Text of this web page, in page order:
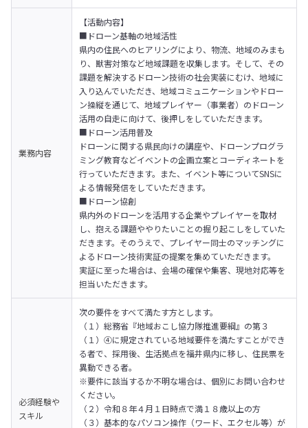
業務内容
【活動内容】
■ドローン基軸の地域活性
県内の住民へのヒアリングにより、物流、地域のみまも
り、獣害対策など地域課題を収集します。そして、その
課題を解決するドローン技術の社会実装にむけ、地域に
入り込んでいただき、地域コミュニケーションやドロー
ン操縦を通じて、地域プレイヤー（事業者）のドローン
活用の自走に向けて、後押しをしていただきます。
■ドローン活用普及
ドローンに関する県民向けの講座や、ドローンプログラ
ミング教育などイベントの企画立案とコーディネートを
行っていただきます。また、イベント等についてSNSに
よる情報発信をしていただきます。
■ドローン協創
県内外のドローンを活用する企業やプレイヤーを取材
し、抱える課題ややりたいことの掘り起こしをしていた
だきます。そのうえで、プレイヤー同士のマッチングに
よるドローン技術実証の提案を集めていただきます。
実証に至った場合は、会場の確保や集客、現地対応等を
担当いただきます。
必須経験や
スキル
次の要件をすべて満たす方とします。
（１）総務省『地域おこし協力隊推進要綱』の第３
（１）④に規定されている地域要件を満たすことができ
る者で、採用後、生活拠点を福井県内に移し、住民票を
異動できる者。
※要件に該当するか不明な場合は、個別にお問い合わせ
ください。
（２）令和８年４月１日時点で満１８歳以上の方
（３）基本的なパソコン操作（ワード、エクセル等）が